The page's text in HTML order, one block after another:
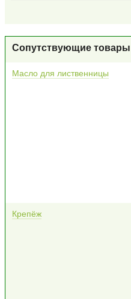
Сопутствующие товары
Масло для лиственницы
Крепёж